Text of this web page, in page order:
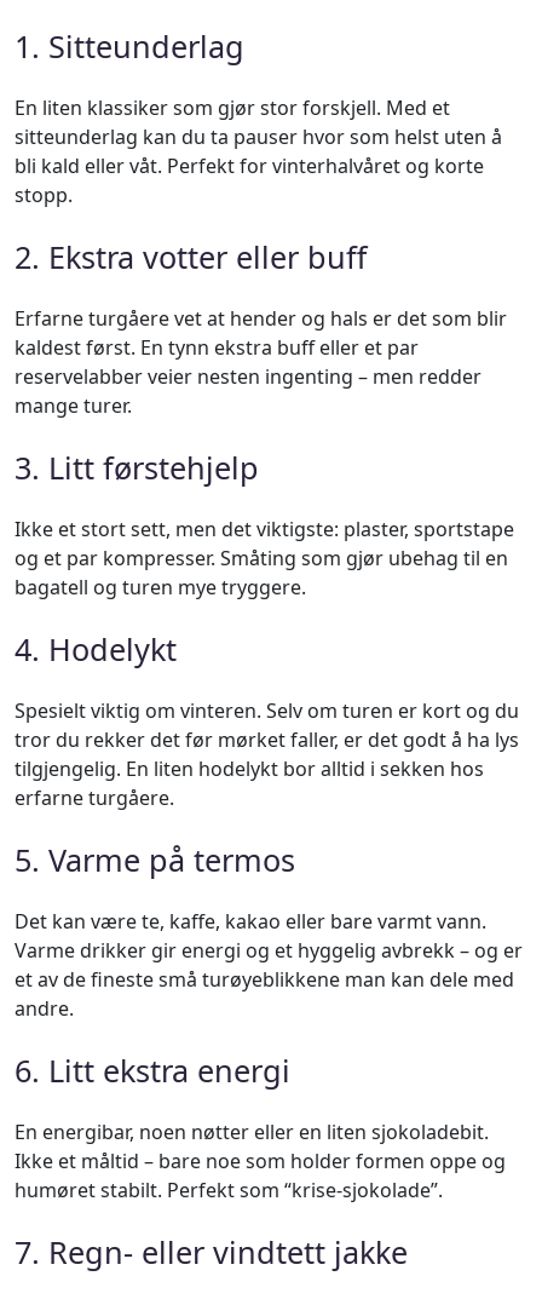
1. Sitteunderlag
En liten klassiker som gjør stor forskjell. Med et
sitteunderlag kan du ta pauser hvor som helst uten å
bli kald eller våt. Perfekt for vinterhalvåret og korte
stopp.
2. Ekstra votter eller buff
Erfarne turgåere vet at hender og hals er det som blir
kaldest først. En tynn ekstra buff eller et par
reservelabber veier nesten ingenting – men redder
mange turer.
3. Litt førstehjelp
Ikke et stort sett, men det viktigste: plaster, sportstape
og et par kompresser. Småting som gjør ubehag til en
bagatell og turen mye tryggere.
4. Hodelykt
Spesielt viktig om vinteren. Selv om turen er kort og du
tror du rekker det før mørket faller, er det godt å ha lys
tilgjengelig. En liten hodelykt bor alltid i sekken hos
erfarne turgåere.
5. Varme på termos
Det kan være te, kaffe, kakao eller bare varmt vann.
Varme drikker gir energi og et hyggelig avbrekk – og er
et av de fineste små turøyeblikkene man kan dele med
andre.
6. Litt ekstra energi
En energibar, noen nøtter eller en liten sjokoladebit.
Ikke et måltid – bare noe som holder formen oppe og
humøret stabilt. Perfekt som “krise-sjokolade”.
7. Regn- eller vindtett jakke